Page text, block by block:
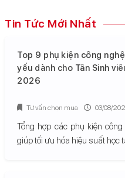
Tin Tức Mới Nhất
Top 9 phụ kiện công
yếu dành cho Tân Sinh
2026
Tổng hợp các phụ kiện
giúp tối ưu hóa hiệu suất học
Tư vấn chọn mua 03/08/